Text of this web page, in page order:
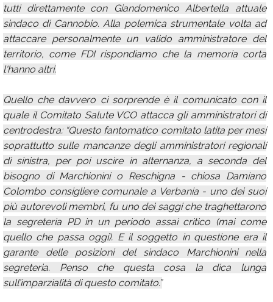
tutti direttamente con Giandomenico Albertella attuale
sindaco di Cannobio. Alla polemica strumentale volta ad
attaccare personalmente un valido amministratore del
territorio, come FDI rispondiamo che la memoria corta
l'hanno altri.
Quello che davvero ci sorprende è il comunicato con il
quale il Comitato Salute VCO attacca gli amministratori di
centrodestra: “Questo fantomatico comitato latita per mesi
soprattutto sulle mancanze degli amministratori regionali
di sinistra, per poi uscire in alternanza, a seconda del
bisogno di Marchionini o Reschigna - chiosa Damiano
Colombo consigliere comunale a Verbania - uno dei suoi
più autorevoli membri, fu uno dei saggi che traghettarono
la segreteria PD in un periodo assai critico (mai come
quello che passa oggi). E il soggetto in questione era il
garante delle posizioni del sindaco Marchionini nella
segreteria. Penso che questa cosa la dica lunga
sull’imparzialità di questo comitato.”